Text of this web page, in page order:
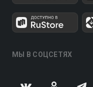
МЫ В СОЦСЕТЯХ